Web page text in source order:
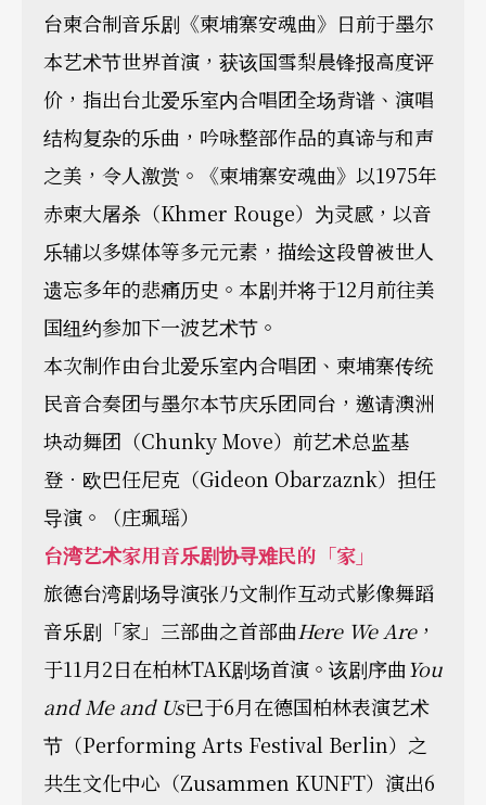
台柬合制音乐剧《柬埔寨安魂曲》日前于墨尔
本艺术节世界首演，获该国雪梨晨锋报高度评
价，指出台北爱乐室内合唱团全场背谱、演唱
结构复杂的乐曲，吟咏整部作品的真谛与和声
之美，令人激赏。《柬埔寨安魂曲》以1975年
赤柬大屠杀（Khmer Rouge）为灵感，以音
乐辅以多媒体等多元元素，描绘这段曾被世人
遗忘多年的悲痛历史。本剧并将于12月前往美
国纽约参加下一波艺术节。
本次制作由台北爱乐室内合唱团、柬埔寨传统
民音合奏团与墨尔本节庆乐团同台，邀请澳洲
块动舞团（Chunky Move）前艺术总监基
登．欧巴任尼克（Gideon Obarzaznk）担任
导演。（庄珮瑶）
台湾艺术家用音乐剧协寻难民的「家」
旅德台湾剧场导演张乃文制作互动式影像舞蹈
音乐剧「家」三部曲之首部曲Here We Are，
于11月2日在柏林TAK剧场首演。该剧序曲You
and Me and Us已于6月在德国柏林表演艺术
节（Performing Arts Festival Berlin）之
共生文化中心（Zusammen KUNFT）演出6